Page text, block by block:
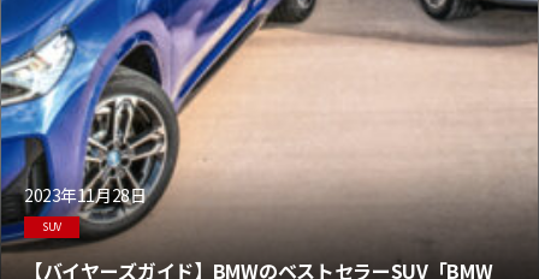
2023年11月28日
SUV
【バイヤーズガイド】BMWのベストセラーSUV「BMW